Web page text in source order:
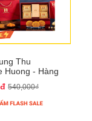
Thu
Huong - Hàng
540,000₫